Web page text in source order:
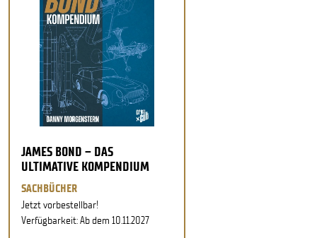
JAMES BOND – DAS
ULTIMATIVE KOMPENDIUM
SACHBÜCHER
Jetzt vorbestellbar!
Verfügbarkeit: Ab dem 10.11.2027